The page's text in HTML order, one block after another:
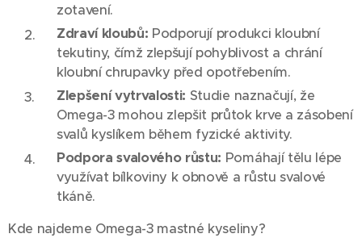
zotavení.
Zdraví kloubů: Podporují produkci kloubní
tekutiny, čímž zlepšují pohyblivost a chrání
kloubní chrupavky před opotřebením.
Zlepšení vytrvalosti: Studie naznačují, že
Omega-3 mohou zlepšit průtok krve a zásobení
svalů kyslíkem během fyzické aktivity.
Podpora svalového růstu: Pomáhají tělu lépe
využívat bílkoviny k obnově a růstu svalové
tkáně.
Kde najdeme Omega-3 mastné kyseliny?